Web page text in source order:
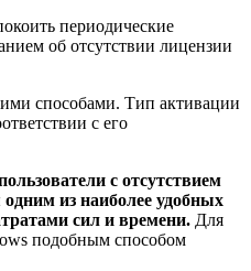
периодические
об отсутствии лицензии
способами. Тип активации
с его
с отсутствием
из наиболее удобных
сил и времени. Для
подобным способом